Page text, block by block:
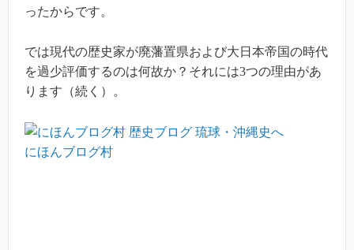
ったからです。
では現代の歴史家が廃藩置県および大日本帝国の時代
を過少評価するのは何故か？それには3つの理由があ
ります（続く）。
にほんブログ村